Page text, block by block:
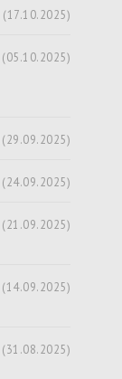
(17.10.2025)
(05.10.2025)
(29.09.2025)
(24.09.2025)
(21.09.2025)
(14.09.2025)
(31.08.2025)